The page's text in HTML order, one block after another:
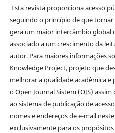
Esta revista proporciona acesso
seguindo o princípio de que tornar
gera um maior intercâmbio global
associado a um crescimento da
autor. Para maiores informações
Knowledge Project, projeto que
melhorar a qualidade acadêmica
o Open Journal Sistem (OJS)
ao sistema de publicação de
nomes e endereços de e-mail
exclusivamente para os